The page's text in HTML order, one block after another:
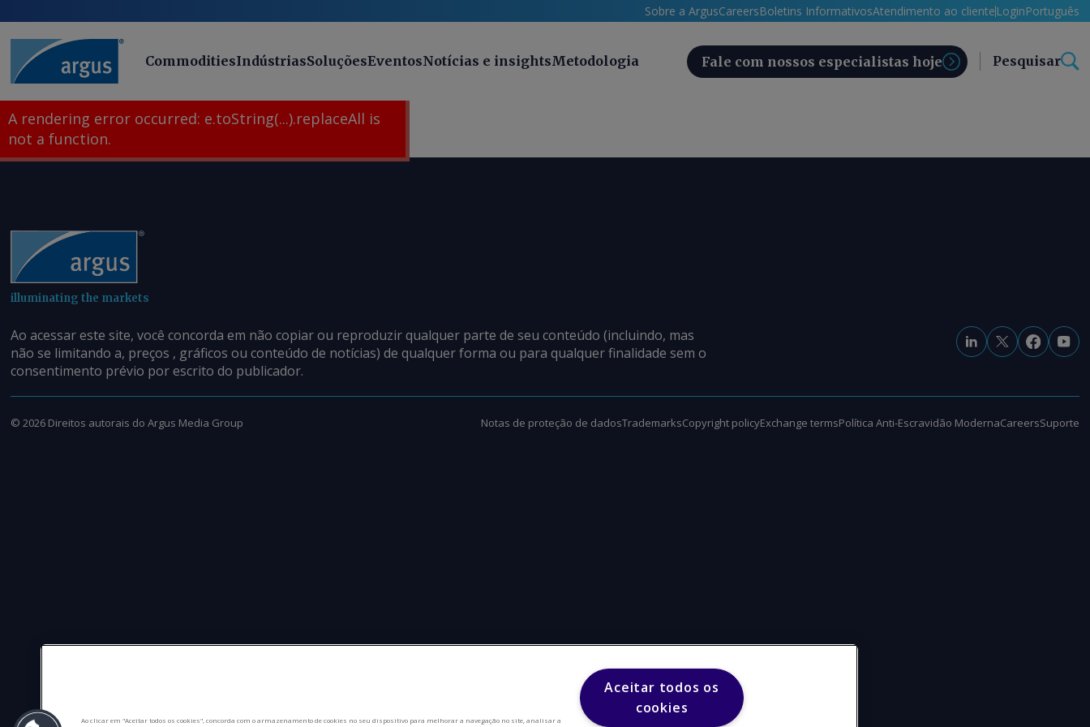
Sobre a ArgusCareersBoletins InformativosAtendimento ao cliente LoginPortuguês
CommoditiesIndústriasSoluçõesEventosNotícias e insightsMetodologia Fale com nossos especialistas hoje Pesquisar
A rendering error occurred: e.toString(...).replaceAll is
not a function.
illuminating the markets
Ao acessar este site, você concorda em não copiar ou reproduzir qualquer parte de seu conteúdo (incluindo, mas
não se limitando a, preços , gráficos ou conteúdo de notícias) de qualquer forma ou para qualquer finalidade sem o
consentimento prévio por escrito do publicador.
© 2026 Direitos autorais do Argus Media Group Notas de proteção de dadosTrademarksCopyright policyExchange termsPolítica Anti-Escravidão ModernaCareersSuporte
Ao clicar em "Aceitar todos os cookies", concorda com o armazenamento de cookies no seu dispositivo para melhorar a navegação no site, analisar a
Aceitar todos os
cookies